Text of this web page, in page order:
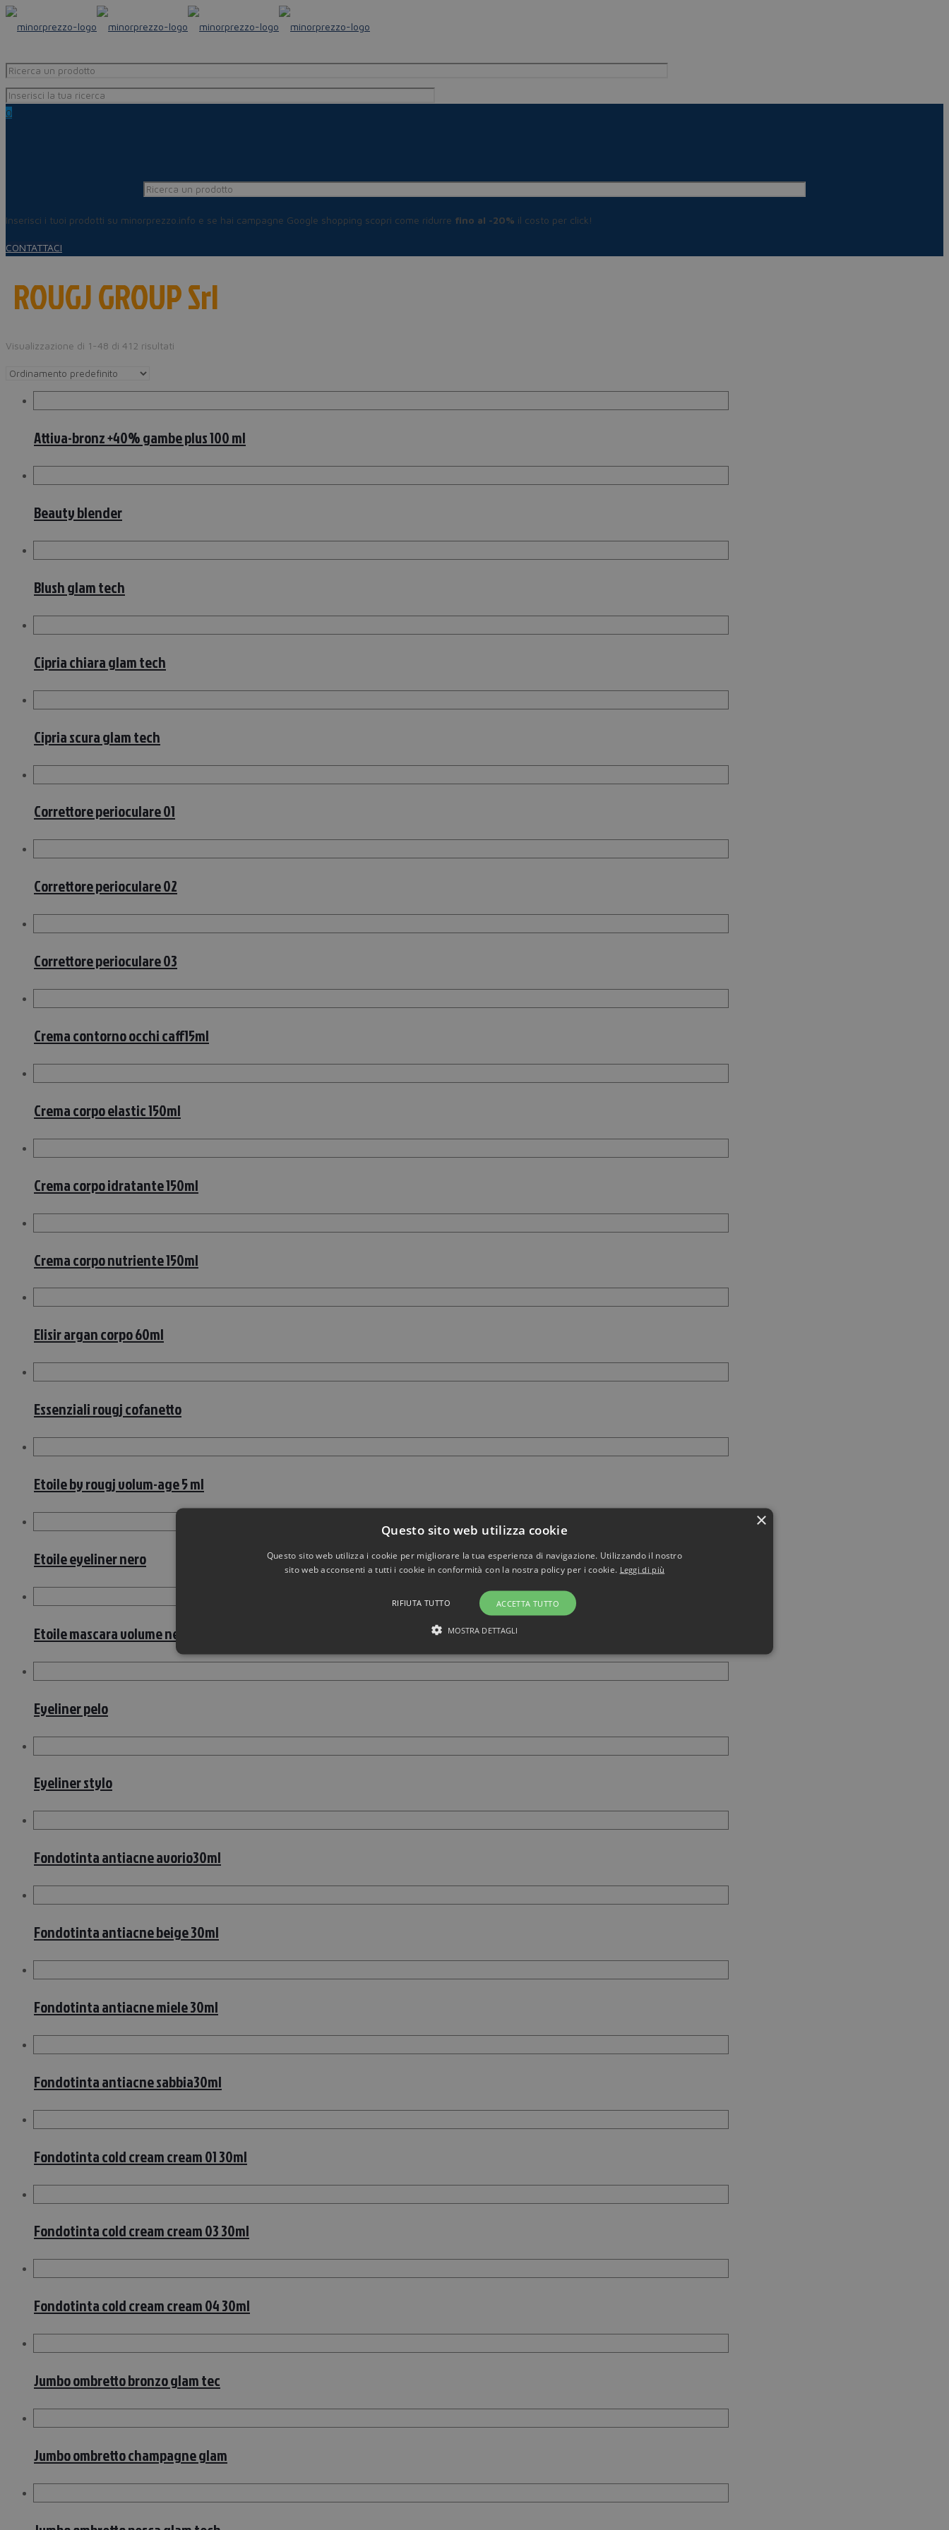
0
Inserisci i tuoi prodotti su minorprezzo.info e se hai campagne Google shopping scopri come ridurre fino al -20% il costo per click!
CONTATTACI
ROUGJ GROUP Srl
Visualizzazione di 1-48 di 412 risultati
Attiva-bronz +40% gambe plus 100 ml
Beauty blender
Blush glam tech
Cipria chiara glam tech
Cipria scura glam tech
Correttore perioculare 01
Correttore perioculare 02
Correttore perioculare 03
Crema contorno occhi caff15ml
Crema corpo elastic 150ml
Crema corpo idratante 150ml
Crema corpo nutriente 150ml
Elisir argan corpo 60ml
Essenziali rougj cofanetto
Etoile by rougj volum-age 5 ml
Etoile eyeliner nero
Etoile mascara volume nero
Eyeliner pelo
Eyeliner stylo
Fondotinta antiacne avorio30ml
Fondotinta antiacne beige 30ml
Fondotinta antiacne miele 30ml
Fondotinta antiacne sabbia30ml
Fondotinta cold cream cream 01 30ml
Fondotinta cold cream cream 03 30ml
Fondotinta cold cream cream 04 30ml
Jumbo ombretto bronzo glam tec
Jumbo ombretto champagne glam
×
Questo sito web utilizza cookie
Questo sito web utilizza i cookie per migliorare la tua esperienza di navigazione. Utilizzando il nostro
sito web acconsenti a tutti i cookie in conformità con la nostra policy per i cookie. Leggi di più
ACCETTA TUTTO
RIFIUTA TUTTO
MOSTRA DETTAGLI